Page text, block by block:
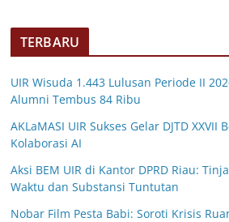
TERBARU
UIR Wisuda 1.443 Lulusan Periode II
Alumni Tembus 84 Ribu
AKLaMASI UIR Sukses Gelar DJTD XXVII
Kolaborasi AI
Aksi BEM UIR di Kantor DPRD Riau:
Waktu dan Substansi Tuntutan
Nobar Film Pesta Babi: Soroti Krisis